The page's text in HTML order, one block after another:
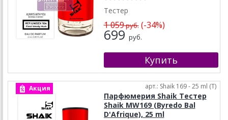
Тестер
1 059руб.(-34%)
699 руб.
Акция арт.: Shaik 169 - 25 ml (T)
Парфюмерия Shaik Тестер
Shaik MW169 (Byredo Bal
D'Afrique), 25 ml